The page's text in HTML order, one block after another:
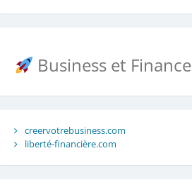
Business et Finance
creervotrebusiness.com
liberté-financière.com